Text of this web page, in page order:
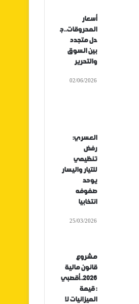
أسعار
المحروقات..ج
دل متجدد
بين السوق
والتحرير
02/06/2026
العسري:
رفض
تنظيمي
للتيار واليسار
يوحد
صفوفه
انتخابيا
25/03/2026
مشروع
قانون مالية
2026..أقصبي
: قيمة
الميزانيات لا